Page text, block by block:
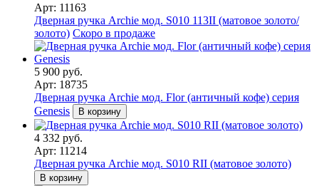
Арт: 11163
Дверная ручка Archie мод. S010 113II (матовое золото/
золото) Скоро в продаже
5 900 руб.
Арт: 18735
Дверная ручка Archie мод. Flor (античный кофе) серия
Genesis
В корзину
4 332 руб.
Арт: 11214
Дверная ручка Archie мод. S010 RII (матовое золото)
В корзину